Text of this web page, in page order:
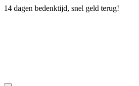
14 dagen bedenktijd, snel geld terug!